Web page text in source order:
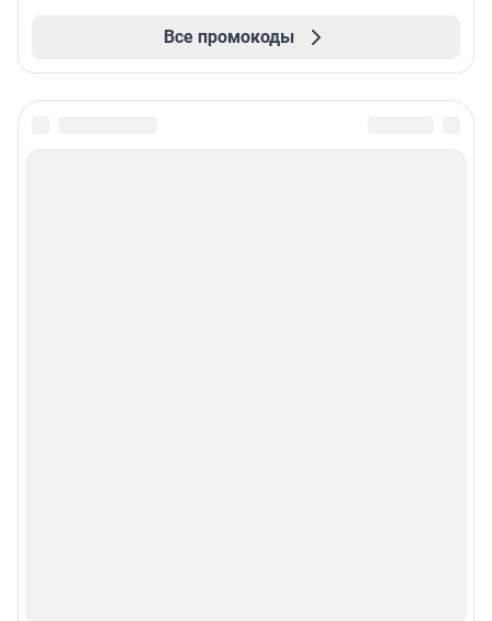
Все промокоды